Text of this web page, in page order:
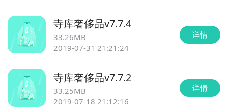
寺库奢侈品v7.7.4
33.26MB
2019-07-31 21:21:24
详情
寺库奢侈品v7.7.2
33.25MB
2019-07-18 21:12:16
详情